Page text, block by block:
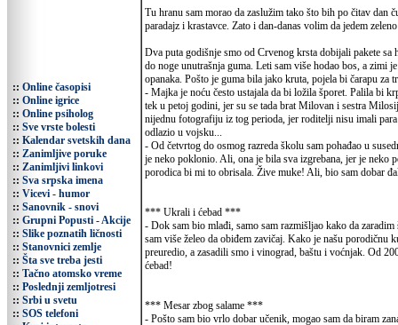
:: Online časopisi
:: Online igrice
:: Online psiholog
:: Sve vrste bolesti
:: Kalendar svetskih dana
:: Zanimljive poruke
:: Zanimljivi linkovi
:: Sva srpska imena
:: Vicevi - humor
:: Sanovnik - snovi
:: Grupni Popusti - Akcije
:: Slike poznatih ličnosti
:: Stanovnici zemlje
:: Šta sve treba jesti
:: Tačno atomsko vreme
:: Poslednji zemljotresi
:: Srbi u svetu
:: SOS telefoni
Tu hranu sam morao da zaslužim tako što bih po čitav dan
paradajz i krastavce. Zato i dan-danas volim da jedem
Dva puta godišnje smo od Crvenog krsta dobijali pakete
do noge unutrašnja guma. Leti sam više hodao bos, a zimi
opanaka. Pošto je guma bila jako kruta, pojela bi čarapu za
- Majka je noću često ustajala da bi ložila šporet. Palila bi
tek u petoj godini, jer su se tada brat Milovan i sestra
nijednu fotografiju iz tog perioda, jer roditelji nisu imali
odlazio u vojsku...
- Od četvrtog do osmog razreda školu sam pohađao u
je neko poklonio. Ali, ona je bila sva izgrebana, jer je neko
porodica bi mi to obrisala. Žive muke! Ali, bio sam dobar
*** Ukrali i ćebad ***
- Dok sam bio mlađi, samo sam razmišljao kako da
sam više želeo da obiđem zavičaj. Kako je našu porodičnu
preuredio, a zasadili smo i vinograd, baštu i voćnjak. Od
ćebad!
*** Mesar zbog salame ***
- Pošto sam bio vrlo dobar učenik, mogao sam da biram